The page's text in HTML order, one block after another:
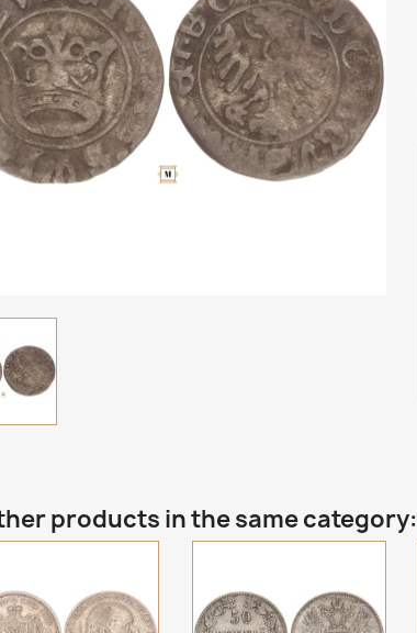
products in the same category: